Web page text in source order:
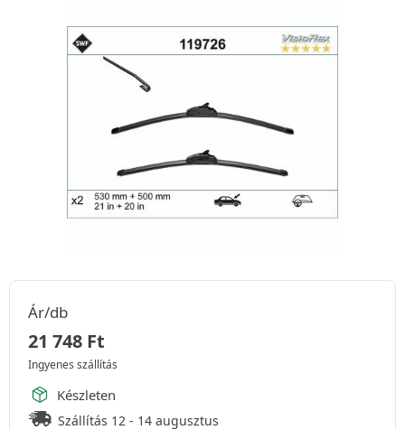
Ár/db
21 748 Ft
Ingyenes szállítás
Készleten
Szállítás 12 - 14 augusztus